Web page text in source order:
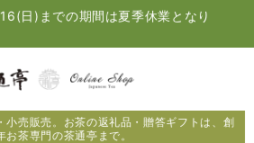
日)までの期間は夏季休業となり
小売販売。お茶の返礼品・贈答ギフトは、創
お茶専門の茶通亭まで。